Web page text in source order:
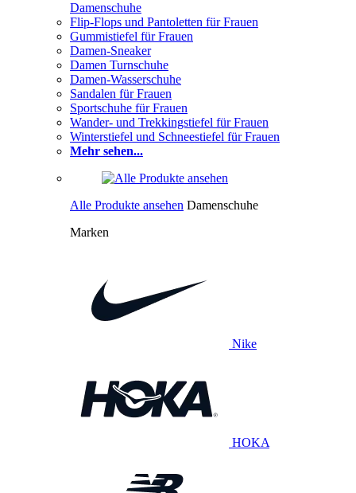
Damenschuhe
Flip-Flops und Pantoletten für Frauen
Gummistiefel für Frauen
Damen-Sneaker
Damen Turnschuhe
Damen-Wasserschuhe
Sandalen für Frauen
Sportschuhe für Frauen
Wander- und Trekkingstiefel für Frauen
Winterstiefel und Schneestiefel für Frauen
Mehr sehen...
Alle Produkte ansehen Damenschuhe
Marken
Nike
HOKA